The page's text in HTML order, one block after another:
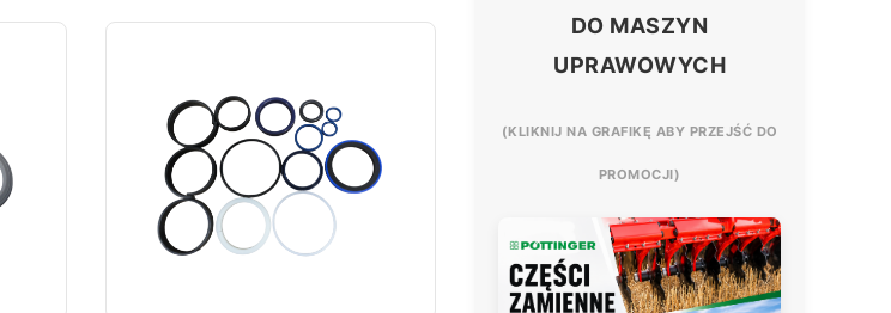
DO MASZYN
UPRAWOWYCH
(KLIKNIJ NA GRAFIKĘ ABY PRZEJŚĆ DO
PROMOCJI)